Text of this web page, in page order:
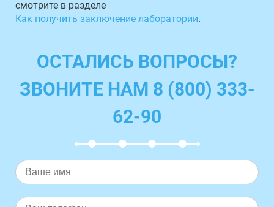
смотрите в разделе
Как получить заключение лаборатории.
ОСТАЛИСЬ ВОПРОСЫ?
ЗВОНИТЕ НАМ 8 (800) 333-
62-90